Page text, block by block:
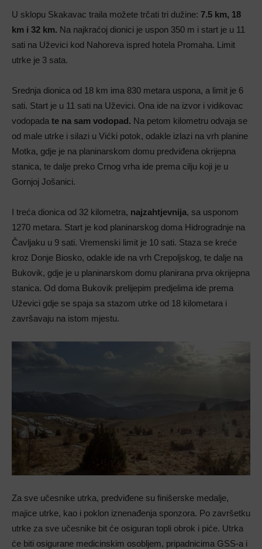
U sklopu Skakavac traila možete trčati tri dužine: 7.5 km, 18
km i 32 km. Na najkraćoj dionici je uspon 350 m i start je u 11
sati na Uževici kod Nahoreva ispred hotela Promaha. Limit
utrke je 3 sata.
Srednja dionica od 18 km ima 830 metara uspona, a limit je 6
sati. Start je u 11 sati na Uževici. Ona ide na izvor i vidikovac
vodopada te na sam vodopad. Na petom kilometru odvaja se
od male utrke i silazi u Vićki potok, odakle izlazi na vrh planine
Motka, gdje je na planinarskom domu predviđena okrijepna
stanica, te dalje preko Crnog vrha ide prema cilju koji je u
Gornjoj Jošanici.
I treća dionica od 32 kilometra, najzahtjevnija, sa usponom
1270 metara. Start je kod planinarskog doma Hidrogradnje na
Čavljaku u 9 sati. Vremenski limit je 10 sati. Staza se kreće
kroz Donje Biosko, odakle ide na vrh Crepoljskog, te dalje na
Bukovik, gdje je u planinarskom domu planirana prva okrijepna
stanica. Od doma Bukovik prelijepim predjelima ide prema
Uževici gdje se spaja sa stazom utrke od 18 kilometara i
završavaju na istom mjestu.
Za sve učesnike utrka, predviđene su finišerske medalje,
majice utrke, kao i poklon iznenađenja sponzora. Po završetku
utrke za sve učesnike bit će osiguran topli obrok i piće. Utrka
će biti osigurane medicinskim osobljem, pripadnicima GSS-a i